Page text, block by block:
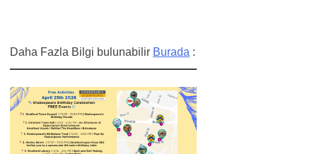
Daha Fazla Bilgi bulunabilir Burada :